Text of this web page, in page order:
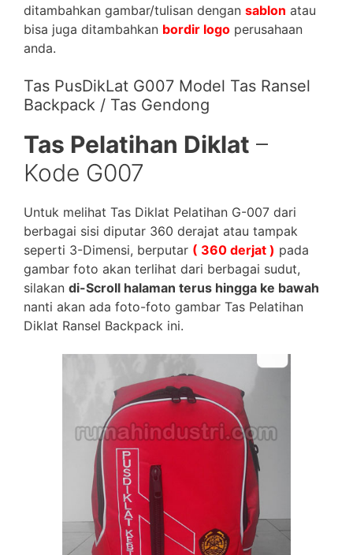
ditambahkan gambar/tulisan dengan sablon atau
bisa juga ditambahkan bordir logo perusahaan
anda.
Tas PusDikLat G007 Model Tas Ransel
Backpack / Tas Gendong
Tas Pelatihan Diklat –
Kode G007
Untuk melihat Tas Diklat Pelatihan G-007 dari
berbagai sisi diputar 360 derajat atau tampak
seperti 3-Dimensi, berputar ( 360 derjat ) pada
gambar foto akan terlihat dari berbagai sudut,
silakan di-Scroll halaman terus hingga ke bawah
nanti akan ada foto-foto gambar Tas Pelatihan
Diklat Ransel Backpack ini.